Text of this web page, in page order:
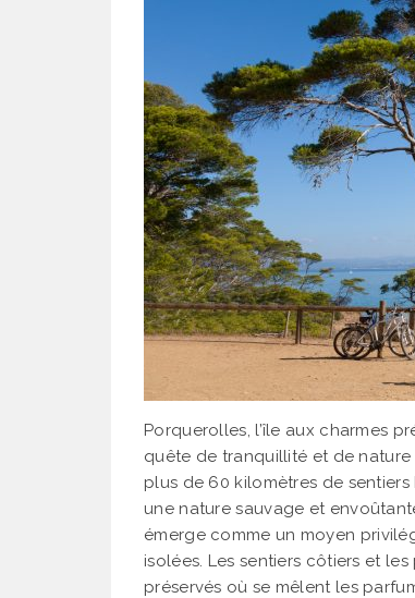
Porquerolles, l’île aux charmes
quête de tranquillité et de nature
plus de 60 kilomètres de
une nature sauvage et
émerge comme un moyen
isolées. Les sentiers côtiers et
préservés où se mêlent les